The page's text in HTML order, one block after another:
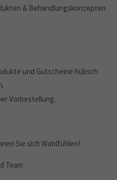
& Behandlungskonzepten
und Gutscheine hübsch
Vorbestellung.
Sie sich Wohlfühlen!
Team